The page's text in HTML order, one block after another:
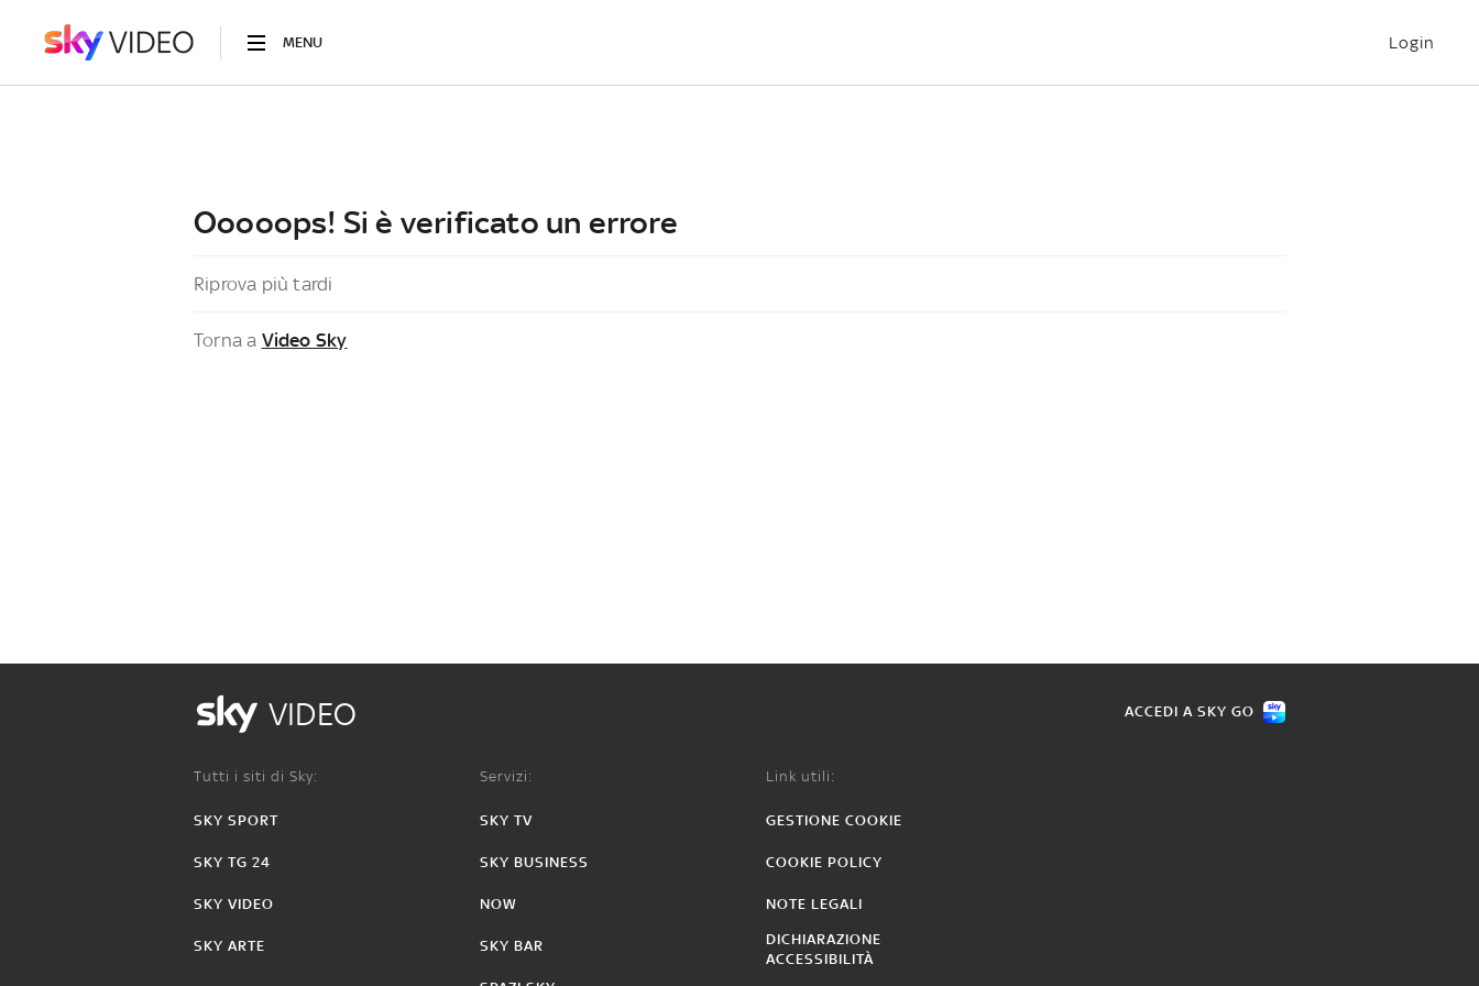
MENU Login
Ooooops! Si è verificato un errore
Riprova più tardi
Torna a Video Sky
VIDEO ACCEDI A SKY GO
Tutti i siti di Sky:
SKY SPORT
SKY TG 24
SKY VIDEO
SKY ARTE
Servizi:
SKY TV
SKY BUSINESS
NOW
SKY BAR
Link utili:
GESTIONE COOKIE
COOKIE POLICY
NOTE LEGALI
DICHIARAZIONE
ACCESSIBILITÀ